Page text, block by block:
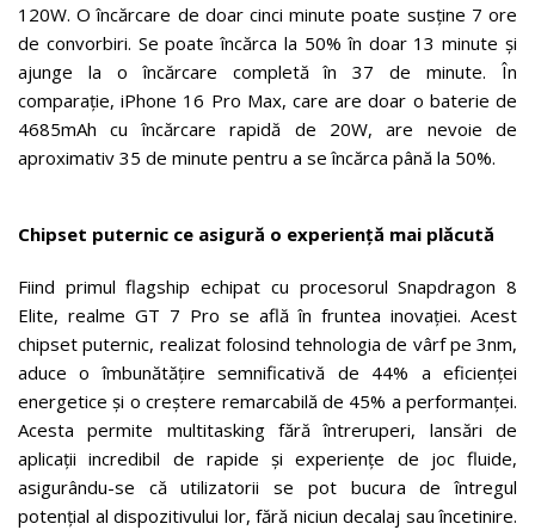
120W. O încărcare de doar cinci minute poate susține 7 ore
de convorbiri. Se poate încărca la 50% în doar 13 minute și
ajunge la o încărcare completă în 37 de minute. În
comparație, iPhone 16 Pro Max, care are doar o baterie de
4685mAh cu încărcare rapidă de 20W, are nevoie de
aproximativ 35 de minute pentru a se încărca până la 50%.
Chipset puternic ce asigură o experiență mai plăcută
Fiind primul flagship echipat cu procesorul Snapdragon 8
Elite, realme GT 7 Pro se află în fruntea inovației. Acest
chipset puternic, realizat folosind tehnologia de vârf pe 3nm,
aduce o îmbunătățire semnificativă de 44% a eficienței
energetice și o creștere remarcabilă de 45% a performanței.
Acesta permite multitasking fără întreruperi, lansări de
aplicații incredibil de rapide și experiențe de joc fluide,
asigurându-se că utilizatorii se pot bucura de întregul
potențial al dispozitivului lor, fără niciun decalaj sau încetinire.